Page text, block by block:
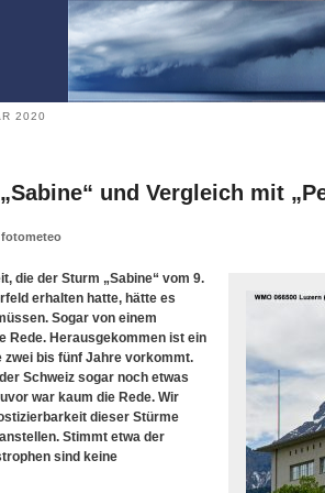
2020
und Vergleich mit
fotometeo
die der Sturm „Sabine“ vom 9.
erhalten hatte, hätte es
Sogar von einem
Rede. Herausgekommen ist ein
bis fünf Jahre vorkommt.
Schweiz sogar noch etwas
war kaum die Rede. Wir
dieser Stürme
Stimmt etwa der
sind keine